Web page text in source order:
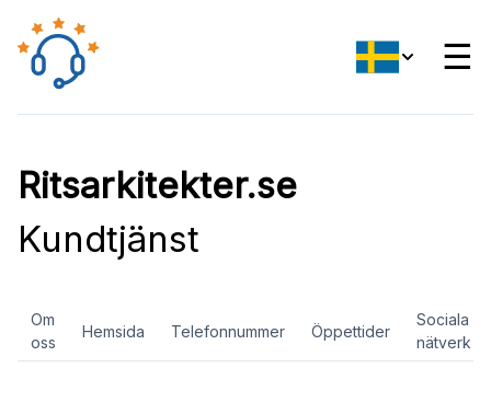
☰
Ritsarkitekter.se
Kundtjänst
Om
oss
Hemsida Telefonnummer Öppettider
Sociala
nätverk